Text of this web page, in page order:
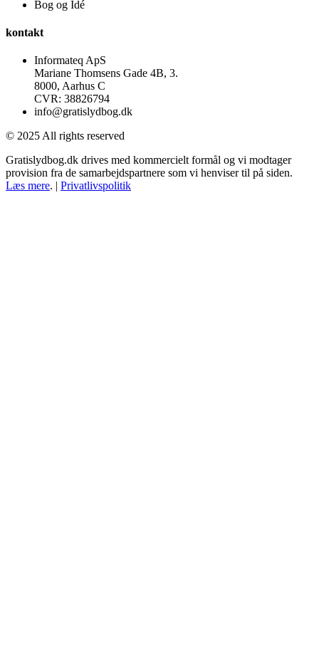
Bog og Idé
kontakt
Informateq ApS
Mariane Thomsens Gade 4B, 3.
8000, Aarhus C
CVR: 38826794
info@gratislydbog.dk
© 2025 All rights reserved
Gratislydbog.dk drives med kommercielt formål og vi modtager
provision fra de samarbejdspartnere som vi henviser til på siden.
Læs mere. | Privatlivspolitik